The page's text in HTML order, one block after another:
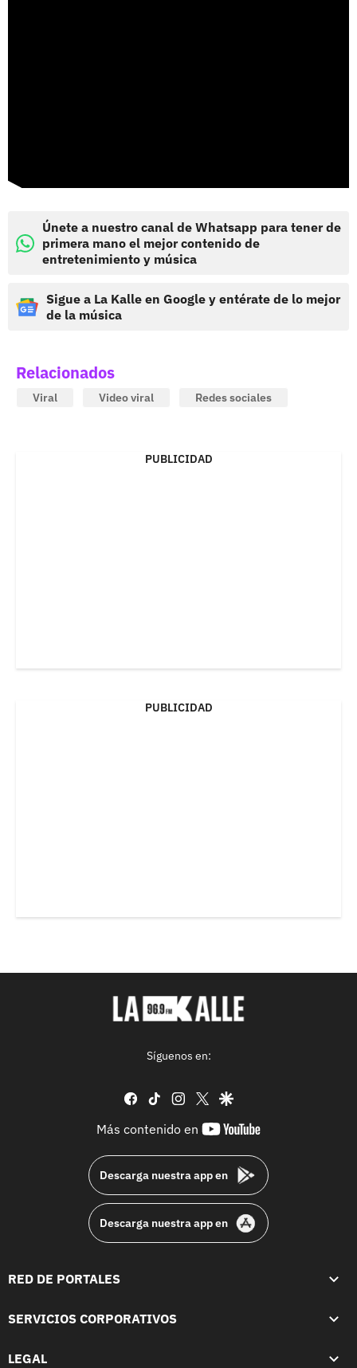
Únete a nuestro canal de Whatsapp para tener de
primera mano el mejor contenido de
entretenimiento y música
Sigue a La Kalle en Google y entérate de lo mejor
de la música
Relacionados
Viral Video viral Redes sociales
PUBLICIDAD
PUBLICIDAD
Síguenos en:
facebook
tiktok instagram
twittergoogle
Más contenido en
youtube-
Descarga nuestra app en
Descarga nuestra app en
RED DE PORTALES
SERVICIOS CORPORATIVOS
LEGAL